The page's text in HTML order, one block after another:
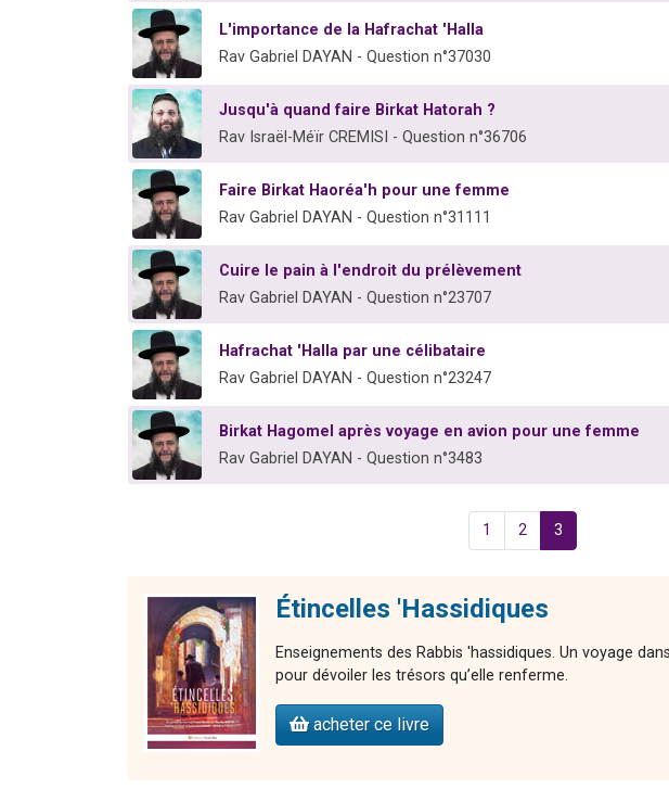
L'importance de la Hafrachat 'Halla
Rav Gabriel DAYAN - Question n°37030
Jusqu'à quand faire Birkat Hatorah ?
Rav Israël-Méïr CREMISI - Question n°36706
Faire Birkat Haoréa'h pour une femme
Rav Gabriel DAYAN - Question n°31111
Cuire le pain à l'endroit du prélèvement
Rav Gabriel DAYAN - Question n°23707
Hafrachat 'Halla par une célibataire
Rav Gabriel DAYAN - Question n°23247
Birkat Hagomel après voyage en avion pour une femme
Rav Gabriel DAYAN - Question n°3483
1 2 3
Étincelles 'Hassidiques
Enseignements des Rabbis 'hassidiques. Un voyage
pour dévoiler les trésors qu’elle renferme.
acheter ce livre